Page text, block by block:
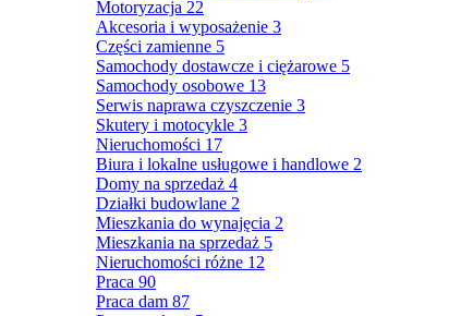
Motoryzacja 22
Akcesoria i wyposażenie 3
Części zamienne 5
Samochody dostawcze i ciężarowe 5
Samochody osobowe 13
Serwis naprawa czyszczenie 3
Skutery i motocykle 3
Nieruchomości 17
Biura i lokalne usługowe i handlowe 2
Domy na sprzedaż 4
Działki budowlane 2
Mieszkania do wynajęcia 2
Mieszkania na sprzedaż 5
Nieruchomości różne 12
Praca 90
Praca dam 87